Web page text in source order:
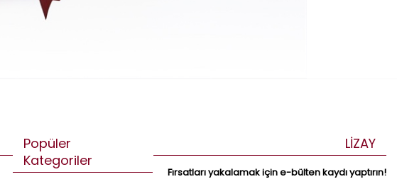
Popüler
Kategoriler
LİZAY
Fırsatları yakalamak için e-bülten kaydı yaptırın!